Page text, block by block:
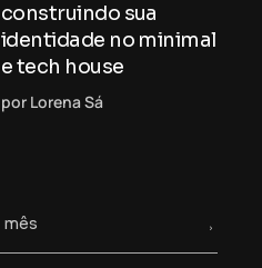
construindo sua
identidade no minimal
e tech house
por Lorena Sá